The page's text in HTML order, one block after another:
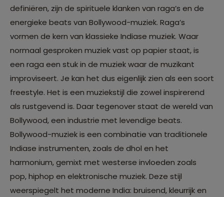
definiëren, zijn de spirituele klanken van raga’s en de
energieke beats van Bollywood-muziek. Raga’s
vormen de kern van klassieke Indiase muziek. Waar
normaal gesproken muziek vast op papier staat, is
een raga een stuk in de muziek waar de muzikant
improviseert. Je kan het dus eigenlijk zien als een soort
freestyle. Het is een muziekstijl die zowel inspirerend
als rustgevend is. Daar tegenover staat de wereld van
Bollywood, een industrie met levendige beats.
Bollywood-muziek is een combinatie van traditionele
Indiase instrumenten, zoals de dhol en het
harmonium, gemixt met westerse invloeden zoals
pop, hiphop en elektronische muziek. Deze stijl
weerspiegelt het moderne India: bruisend, kleurrijk en